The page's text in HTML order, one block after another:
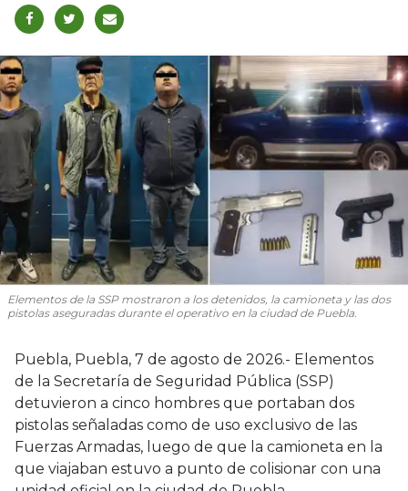
Elementos de la SSP mostraron a los detenidos, la camioneta y las dos
pistolas aseguradas durante el operativo en la ciudad de Puebla.
Puebla, Puebla, 7 de agosto de 2026.- Elementos
de la Secretaría de Seguridad Pública (SSP)
detuvieron a cinco hombres que portaban dos
pistolas señaladas como de uso exclusivo de las
Fuerzas Armadas, luego de que la camioneta en la
que viajaban estuvo a punto de colisionar con una